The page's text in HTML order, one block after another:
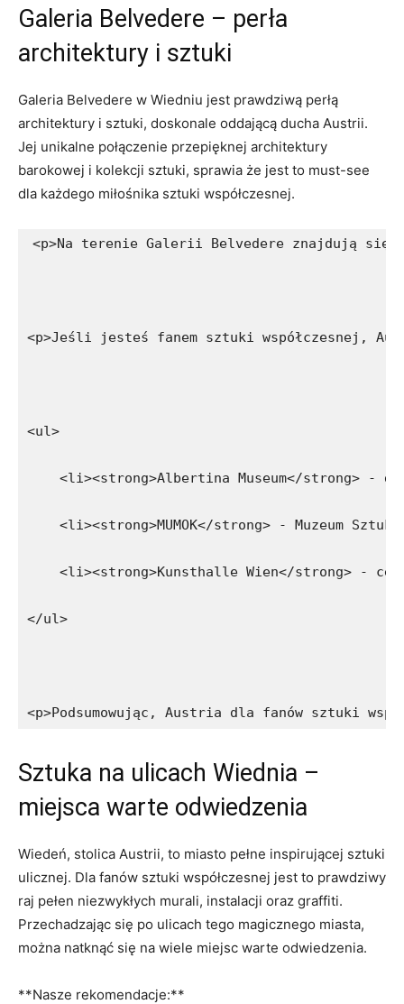
Galeria‍ Belvedere – perła‍
architektury i sztuki
Galeria Belvedere w Wiedniu jest prawdziwą perłą
architektury i ⁢sztuki, doskonale​ oddającą ducha Austrii.
Jej unikalne połączenie przepięknej architektury
barokowej‌ i kolekcji sztuki, sprawia że jest to must-see
dla każdego miłośnika sztuki współczesnej.
<p>Na terenie Galerii Belvedere znajdują się
<p>Jeśli jesteś fanem sztuki współczesnej,
<ul>
<li><strong>Albertina Museum</strong> -
<li><strong>MUMOK</strong> - Muzeum
<li><strong>Kunsthalle Wien</strong> -
</ul>
<p>Podsumowując, Austria dla fanów sztuki
Sztuka na ulicach‌ Wiednia –
miejsca warte odwiedzenia
Wiedeń, stolica Austrii,‍ to miasto pełne ​inspirującej sztuki
ulicznej. Dla fanów sztuki współczesnej jest to prawdziwy
raj pełen niezwykłych murali, instalacji oraz graffiti.
‌Przechadzając się po ⁣ulicach tego magicznego miasta,
⁣można‍ natknąć się ‍na wiele miejsc warte odwiedzenia.
**Nasze rekomendacje:**